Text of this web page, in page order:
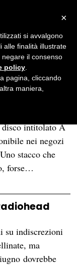
i suoni
Yorke
disco intitolato A
nei negozi
stacco che
forse…
su indiscrezioni
ma
dovrebbe
×
si avvalgono
alle finalità illustrate
il consenso
policy
pagina, cliccando
maniera,